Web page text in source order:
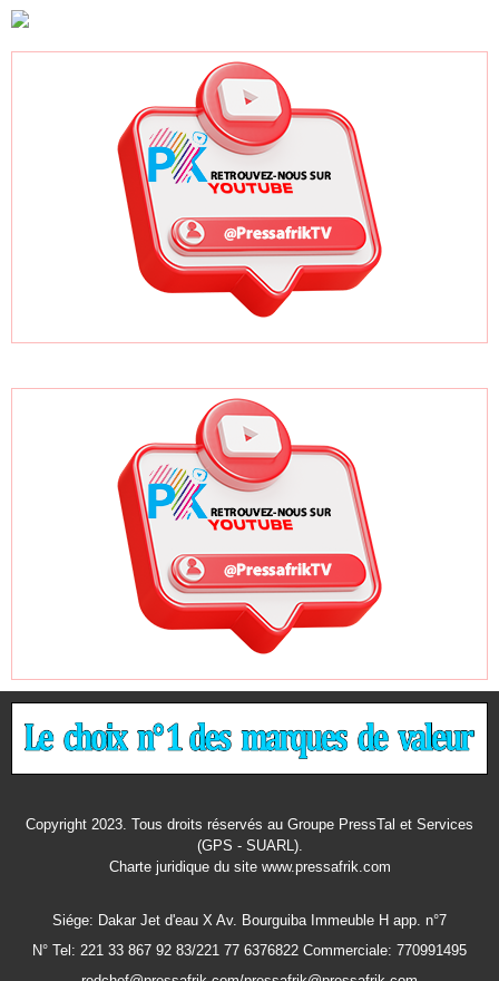
Top 79
Copyright 2023. Tous droits réservés au Groupe PressTal et Services
(GPS - SUARL).
Charte juridiquedu site www.pressafrik.com
Siége: Dakar Jet d'eau X Av. Bourguiba Immeuble H app. n°7
N° Tel: 221 33 867 92 83/221 77 6376822 Commerciale: 770991495